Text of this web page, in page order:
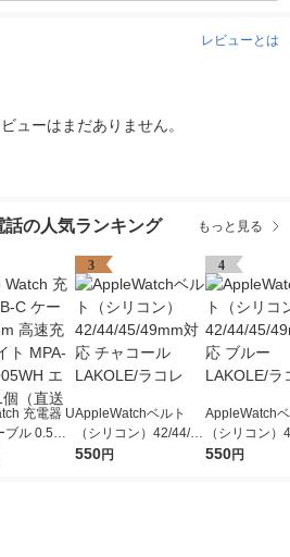
レビューとは
ューはまだありません。
の人気ランキング もっと見る
充電器 U
ブル 0.5m
ワイト MP
3
AppleWatchベルト
（シリコン）42/44/4
5/49mm対応 チャコー
550円
4
AppleWatch
（シリコン）
5/49mm対応
550円